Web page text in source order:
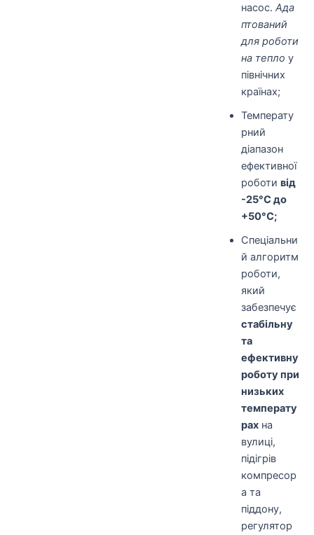
насос.Ада
птований
для роботи
на тепло у
північних
країнах;
Температу
рний
діапазон
ефективної
роботивід
-25°С до
+50°С;
Спеціальни
й алгоритм
роботи,
який
забезпечує
стабільну
та
ефективну
роботу при
низьких
температу
рах на
вулиці,
підігрів
компресор
а та
піддону,
регулятор